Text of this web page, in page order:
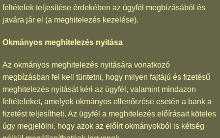
feltételek teljesítése érdekében az ügyfél megbízásából és
javára jár el (a meghitelezés kezelése).
Okmányos meghitelezés nyitása
Az okmányos meghitelezés nyitására vonatkozó
megbízásban fel kell tüntetni, hogy milyen fajtájú és fizetésű
meghitelezés nyitását kéri az ügyfél, valamint mindazon
feltételeket, amelyek okmányos ellenőrzése esetén a bank a
fizetést teljesítheti. Az ügyfél a meghitelezés előírásait köteles
úgy megjelölni, hogy azok az előírt okmányokból is kétség